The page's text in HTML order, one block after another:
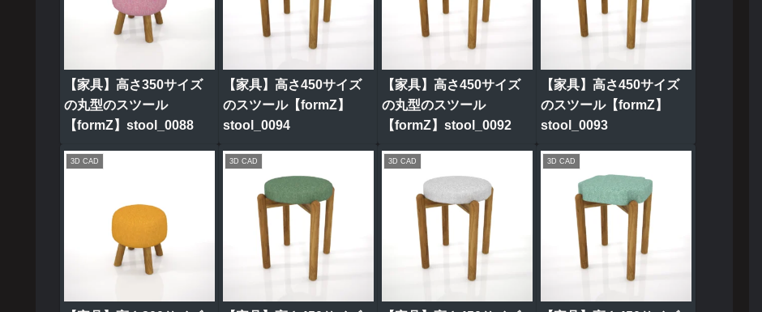
【家具】高さ350サイズ
の丸型のスツール
【formZ】stool_0088
【家具】高さ450サイズ
のスツール【formZ】
stool_0094
【家具】高さ450サイズ
の丸型のスツール
【formZ】stool_0092
【家具】高さ450サイズ
のスツール【formZ】
stool_0093
3D CAD 3D CAD 3D CAD 3D CAD